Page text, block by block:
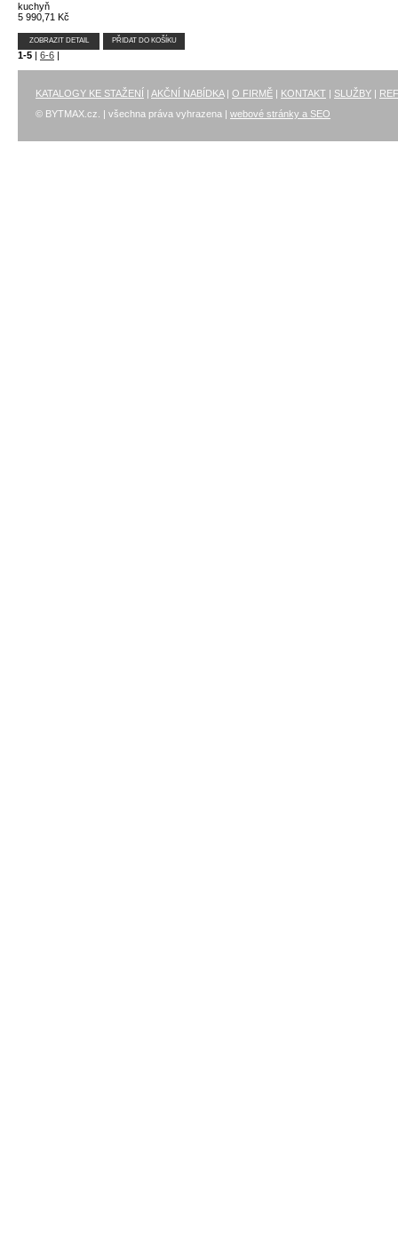
kuchyň
5 990,71 Kč
ZOBRAZIT DETAIL PŘIDAT DO KOŠÍKU
1-5 | 6-6 |
KATALOGY KE STAŽENÍ | AKČNÍ NABÍDKA| O FIRMĚ | KONTAKT | SLUŽBY |
© BYTMAX.cz. | všechna práva vyhrazena | webové stránky a SEO